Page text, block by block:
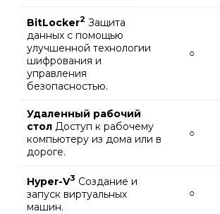
BitLocker2 Защита
данных с помощью
улучшенной технологии
шифрования и
управления
безопасностью.
○
Удаленный рабочий
стол Доступ к рабочему
компьютеру из дома или в
дороге.
○
Hyper-V3 Создание и
запуск виртуальных
машин.
○